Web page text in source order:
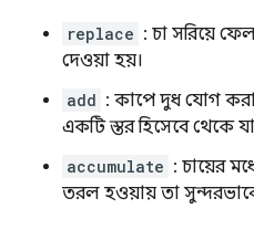
replace : চা সরিয়ে
দেওয়া হয়।
add : কাপে দুধ যোগ
একটি স্তর হিসেবে থেকে
accumulate : চায়ের
তরল হওয়ায় তা সুন্দরভাবে